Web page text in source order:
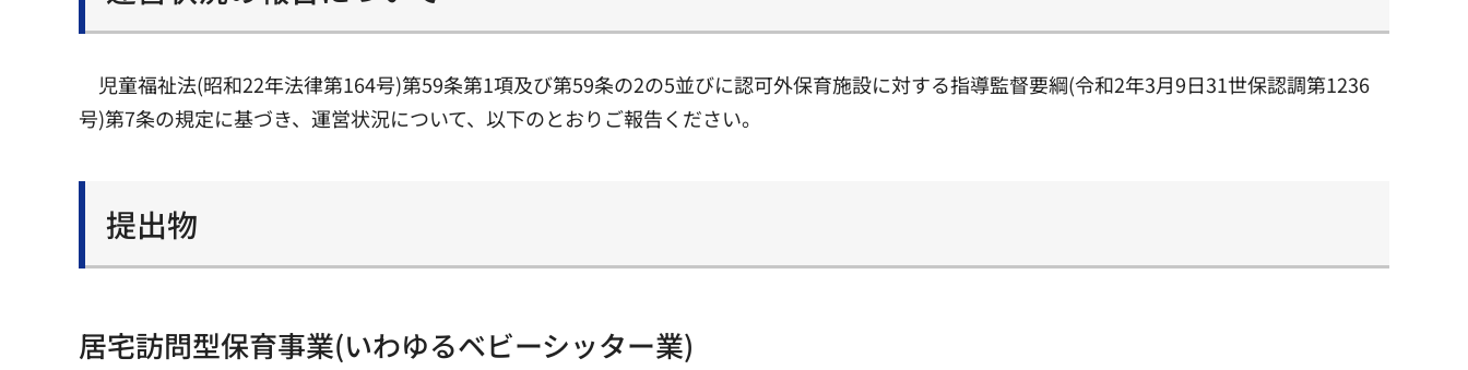
児童福祉法(昭和22年法律第164号)第59条第1項及び第59条の2の5並びに認可外保育施設に対する指導監督要綱(令和2年3月9日31世保認調第1236
号)第7条の規定に基づき、運営状況について、以下のとおりご報告ください。
提出物
居宅訪問型保育事業(いわゆるベビーシッター業)